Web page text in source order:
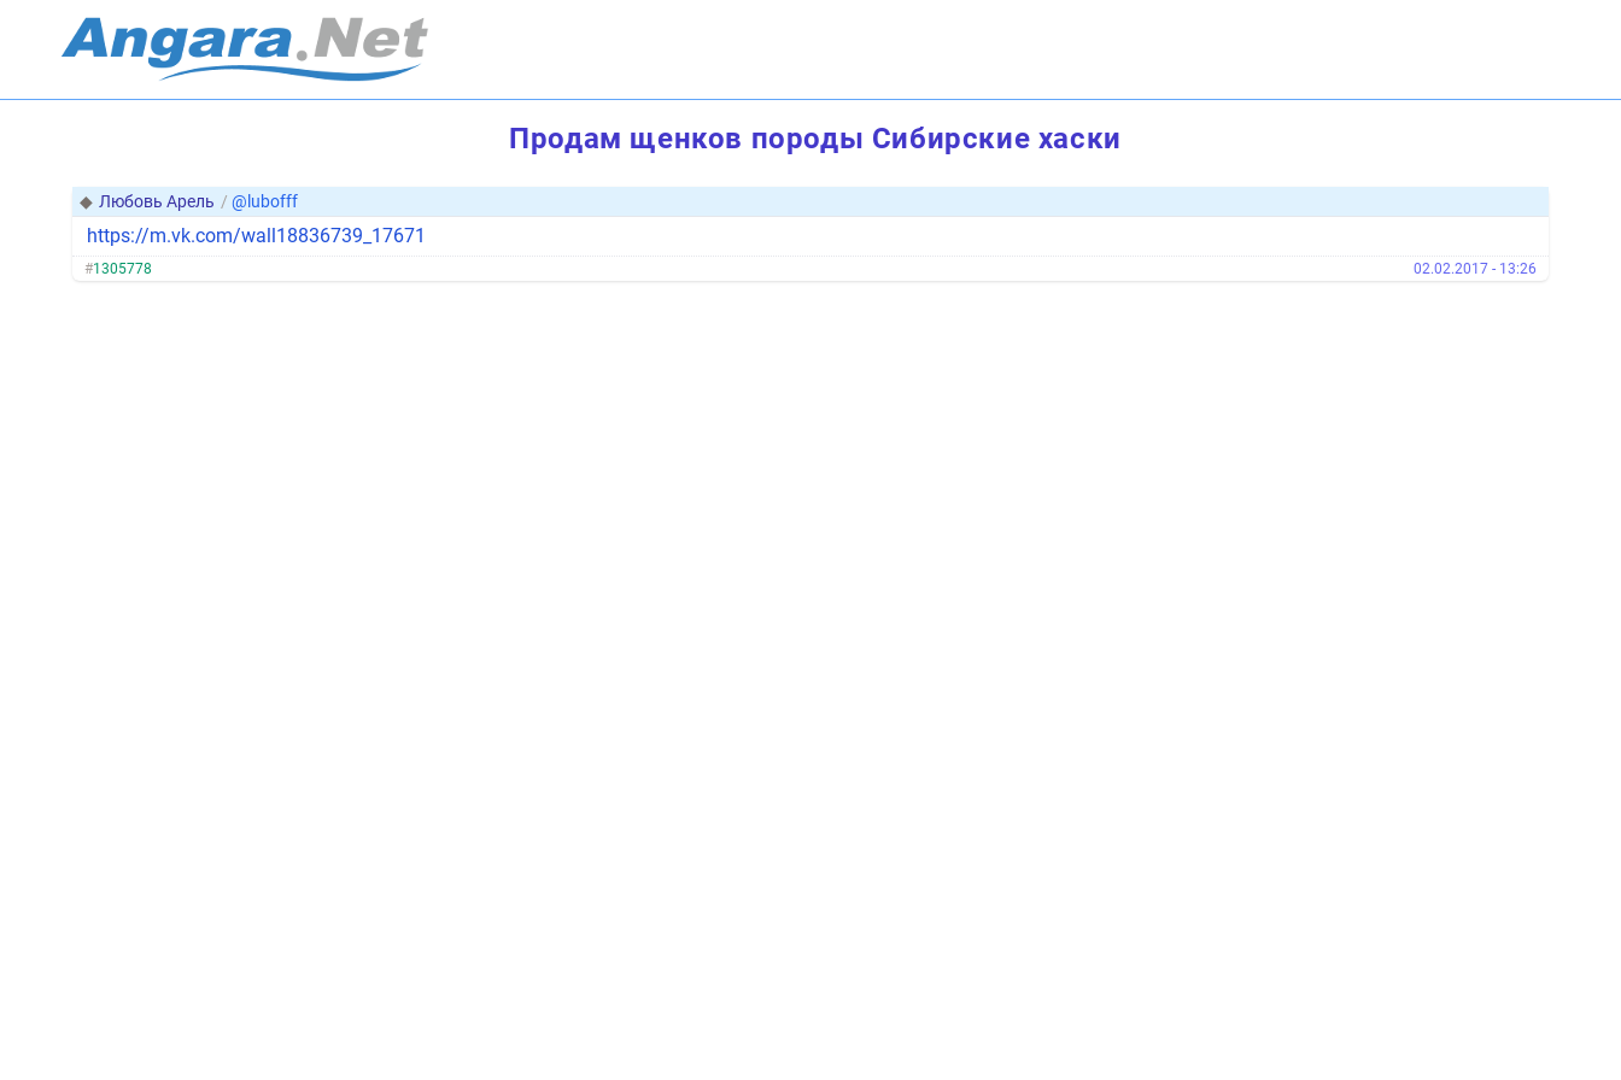
Продам щенков породы Сибирские хаски
◆ Любовь Арель / @lubofff
https://m.vk.com/wall18836739_17671
#1305778 02.02.2017 - 13:26